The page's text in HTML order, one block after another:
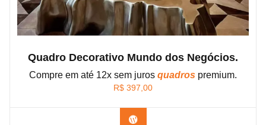
Quadro Decorativo Mundo dos Negócios.
Compre em até 12x sem juros quadros premium.
R$ 397,00
Confira os modelos